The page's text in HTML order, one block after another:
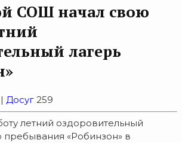
СОШ начал свою
лагерь
Досуг 259
летний оздоровительный
пребывания «Робинзон» в